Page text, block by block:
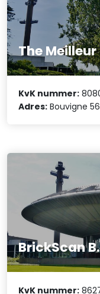
The Meilleur
KvK nummer:
Adres: Bouvigne 56
BrickScan
KvK nummer: